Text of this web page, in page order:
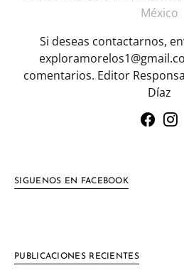
México
Si deseas contactarnos,
comentarios. Editor
Díaz
SIGUENOS EN FACEBOOK
PUBLICACIONES RECIENTES